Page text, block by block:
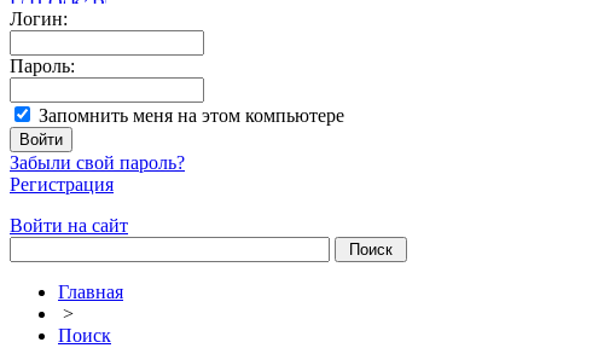
Логин:
Пароль:
Запомнить меня на этом компьютере
Забыли свой пароль?
Регистрация
Войти на сайт
Главная
>
Поиск